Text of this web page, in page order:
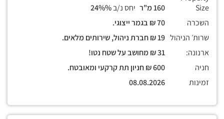
Size
יחס נ/ב
השכרה
שרות׳ הניהול
ארנונה:
חניה
זמינות